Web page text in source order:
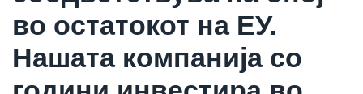
во остатокот на ЕУ.
Нашата компанија со